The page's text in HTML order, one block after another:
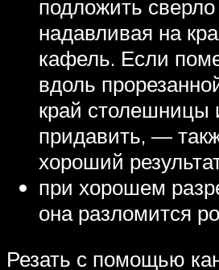
подложить сверло
надавливая на
кафель. Если
вдоль
край столешницы
придавить, —
хороший
при хорошем
она разломится
Резать с помощью